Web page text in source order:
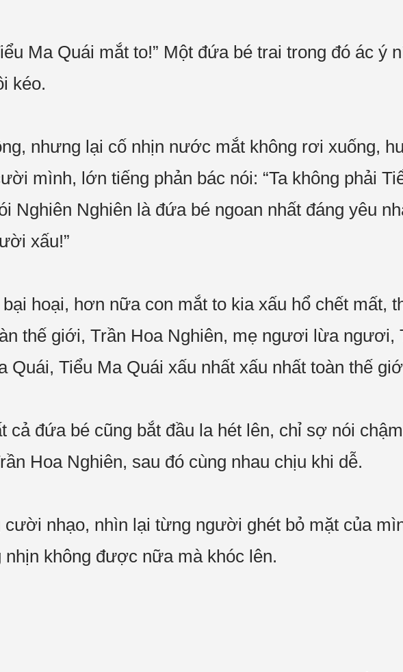
Ma Quái mắt to!” Một đứa bé trai trong đó ác ý
kéo.
nhưng lại cố nhịn nước mắt không rơi xuống,
mình, lớn tiếng phản bác nói: “Ta không phải
Nghiên Nghiên là đứa bé ngoan nhất đáng yêu
xấu!”
hoại, hơn nữa con mắt to kia xấu hổ chết mất,
thế giới, Trần Hoa Nghiên, mẹ ngươi lừa ngươi,
Quái, Tiểu Ma Quái xấu nhất xấu nhất toàn thế
cả đứa bé cũng bắt đầu la hét lên, chỉ sợ nói
Hoa Nghiên, sau đó cùng nhau chịu khi dễ.
nhạo, nhìn lại từng người ghét bỏ mặt của
không được nữa mà khóc lên.